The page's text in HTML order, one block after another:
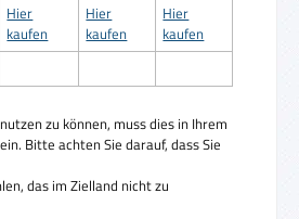
Hier
kaufen
Hier
kaufen
Hier
kaufen
zu können, muss dies in Ihrem
Bitte achten Sie darauf, dass Sie
das im Zielland nicht zu